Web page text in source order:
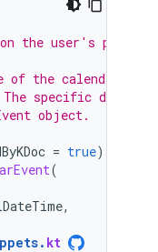
the user's
of the calendar
The specific date
object.
= true)
(
,
. kt